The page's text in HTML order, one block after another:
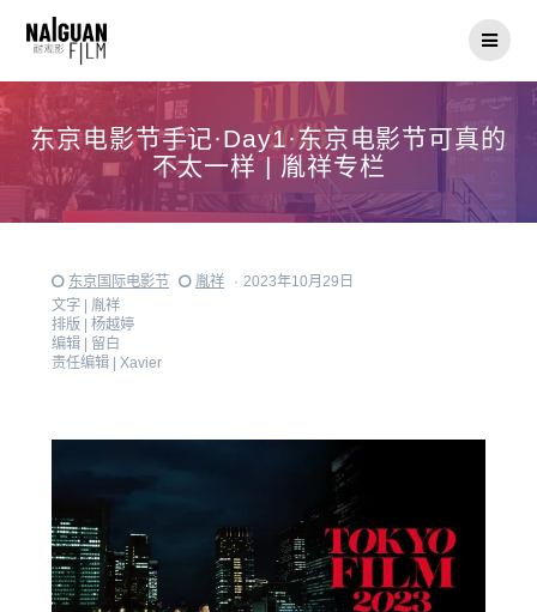
东京电影节手记·Day1·东京电影节可真的
不太一样 | 胤祥专栏
东京国际电影节 胤祥 · 2023年10月29日
文字 | 胤祥
排版 | 杨越婷
编辑 | 留白
责任编辑 | Xavier